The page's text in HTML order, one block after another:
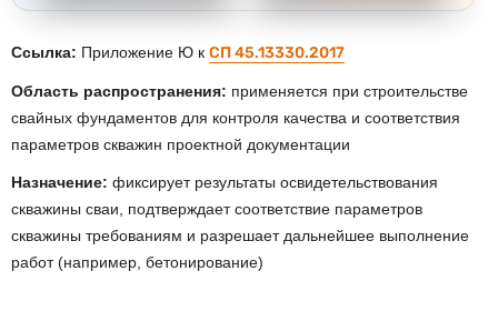
Ссылка: Приложение Ю к СП 45.13330.2017
Область распространения: применяется при строительстве
свайных фундаментов для контроля качества и соответствия
параметров скважин проектной документации
Назначение: фиксирует результаты освидетельствования
скважины сваи, подтверждает соответствие параметров
скважины требованиям и разрешает дальнейшее выполнение
работ (например, бетонирование)